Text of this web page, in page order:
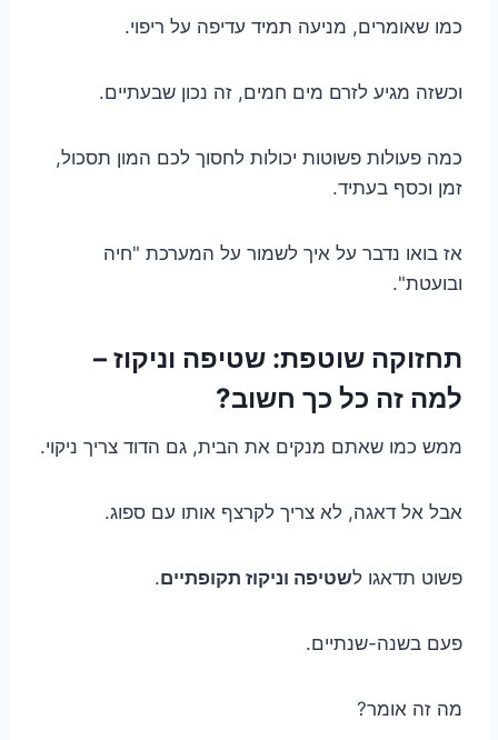
כמו שאומרים, מניעה תמיד עדיפה על ריפוי.
וכשזה מגיע לזרם מים חמים, זה נכון שבעתיים.
כמה פעולות פשוטות יכולות לחסוך לכם המון תסכול,
זמן וכסף בעתיד.
אז בואו נדבר על איך לשמור על המערכת "חיה
ובועטת".
תחזוקה שוטפת: שטיפה וניקוז –
למה זה כל כך חשוב?
ממש כמו שאתם מנקים את הבית, גם הדוד צריך ניקוי.
אבל אל דאגה, לא צריך לקרצף אותו עם ספוג.
פשוט תדאגו לשטיפה וניקוז תקופתיים.
פעם בשנה-שנתיים.
מה זה אומר?